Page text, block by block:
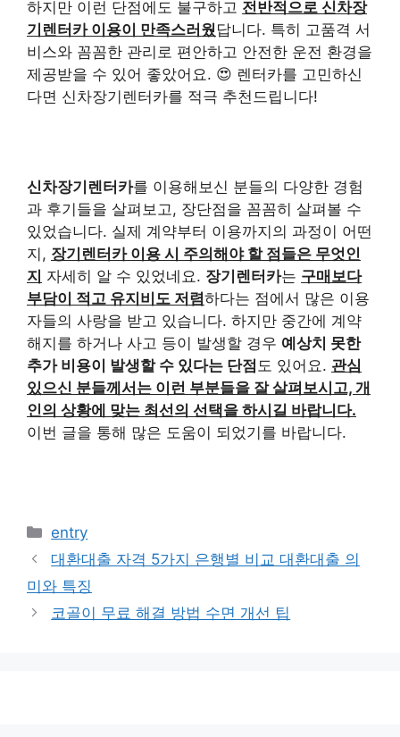
하지만 이런 단점에도 불구하고 전반적으로 신차장
기렌터카 이용이 만족스러웠 답니다. 특히 고품격 서
비스와 꼼꼼한 관리로 편안하고 안전한 운전 환경을
제공받을 수 있어 좋았어요. 😍 렌터카를 고민하신
다면 신차장기렌터카를 적극 추천드립니다!
신차장기렌터카를 이용해보신 분들의 다양한 경험
과 후기들을 살펴보고, 장단점을 꼼꼼히 살펴볼 수
있었습니다. 실제 계약부터 이용까지의 과정이 어떤
지, 장기렌터카 이용 시 주의해야 할 점들은 무엇인
지 자세히 알 수 있었네요. 장기렌터카는 구매보다
부담이 적고 유지비도 저렴하다는 점에서 많은 이용
자들의 사랑을 받고 있습니다. 하지만 중간에 계약
해지를 하거나 사고 등이 발생할 경우 예상치 못한
추가 비용이 발생할 수 있다는 단점 도 있어요. 관심
있으신 분들께서는 이런 부분들을 잘 살펴보시고, 개
인의 상황에 맞는 최선의 선택을 하시길 바랍니다.
이번 글을 통해 많은 도움이 되었기를 바랍니다.
카
테
리
entry
대환대출 자격 5가지 은행별 비교 대환대출 의
미와 특징
코골이 무료 해결 방법 수면 개선 팁